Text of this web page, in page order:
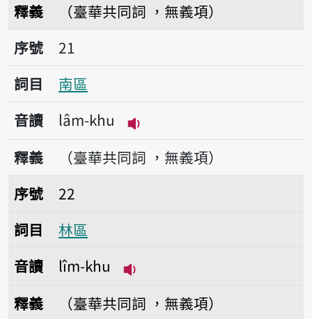
釋義
（臺華共同詞 ，無義項）
序號21南區
序號
21
詞目
南區
音讀
lâm-khu
播放音讀lâm-khu
釋義
（臺華共同詞 ，無義項）
序號22林區
序號
22
詞目
林區
音讀
lîm-khu
釋義
（臺華共同詞 ，無義項）